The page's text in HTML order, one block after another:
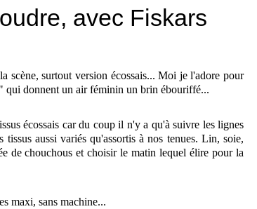
avec Fiskars
scène, surtout version écossais... Moi je l'adore pour
donnent un air féminin un brin ébouriffé...
écossais car du coup il n'y a qu'à suivre les lignes
aussi variés qu'assortis à nos tenues. Lin, soie,
de chouchous et choisir le matin lequel élire pour la
maxi, sans machine...